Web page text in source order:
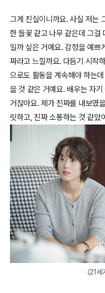
그게 진실이니까요. 사실 저는
한 들꽃 같고 나무 같은데 그걸
일까 싶은 거예요. 감정을 예쁘
짜라고 느낄까요. 다듬기 시작
으로도 활동을 계속해야 하는
을 것 같은 거예요. 배우는 자
거잖아요. 제가 진짜를 내보였
릿하고, 진짜 소통하는 것 같았
〈21세